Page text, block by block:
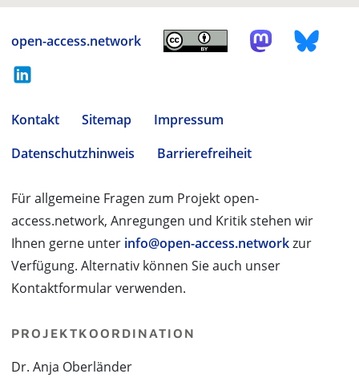
open-access.network
Kontakt Sitemap
Impressum
Datenschutzhinweis
Barrierefreiheit
Für allgemeine Fragen zum Projekt open-
access.network, Anregungen und Kritik stehen wir
Ihnen gerne unter info@open-access.networkzur
Verfügung. Alternativ können Sie auch unser
Kontaktformular verwenden.
PROJEKTKOORDINATION
Dr. Anja Oberländer